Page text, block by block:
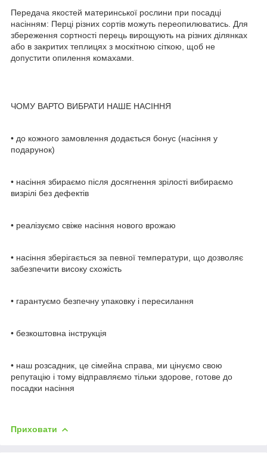
Передача якостей материнської рослини при посадці
насінням: Перці різних сортів можуть переопилюватись. Для
збереження сортності перець вирощують на різних ділянках
або в закритих теплицях з москітною сіткою, щоб не
допустити опилення комахами.
ЧОМУ ВАРТО ВИБРАТИ НАШЕ НАСІННЯ
• до кожного замовлення додається бонус (насіння у
подарунок)
• насіння збираємо після досягнення зрілості вибираємо
визрілі без дефектів
• реалізуємо свіже насіння нового врожаю
• насіння зберігається за певної температури, що дозволяє
забезпечити високу схожість
• гарантуємо безпечну упаковку і пересилання
• безкоштовна інструкція
• наш розсадник, це сімейна справа, ми цінуємо свою
репутацію і тому відправляємо тільки здорове, готове до
посадки насіння
Приховати